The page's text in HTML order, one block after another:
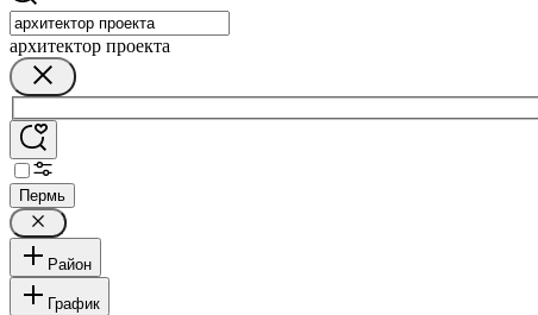
архитектор проекта
Пермь
Район
График